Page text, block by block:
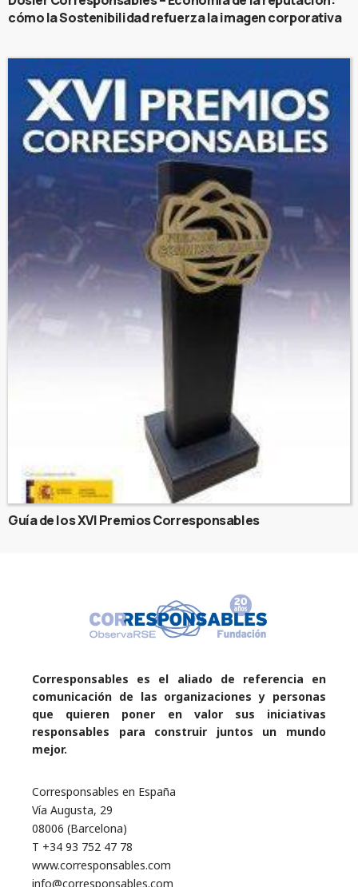
cómo la Sostenibilidad refuerza la imagen corporativa
Guía de los XVI Premios Corresponsables
Corresponsables es el aliado de referencia en
comunicación de las organizaciones y personas
que quieren poner en valor sus iniciativas
responsables para construir juntos un mundo
mejor.
Corresponsables en España
Vía Augusta, 29
08006 (Barcelona)
T +34 93 752 47 78
www.corresponsables.com
info@corresponsables.com